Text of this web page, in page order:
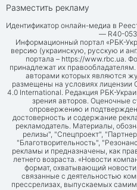
Разместить рекламу
Идентификатор онлайн-медиа в
— R40-
Информационный портал «РБК-
версию (украинскую, русскую и
портала – https://www.rbc.ua.
принадлежат их
авторами которых являются
размещены на условиях лицензии
4.0 International. Редакция РБК-
зрения авторов. Оценочные
опровержению и
достоверность и содержание
рекламодатель. Материалы,
релизы", "Спецпроект",
"Благотворительность",
рекламы и предназначены, как
летнего возраста. «Новости
формат, охватывающий
связанные с деятельностью
прессрелизах, выпускаемых